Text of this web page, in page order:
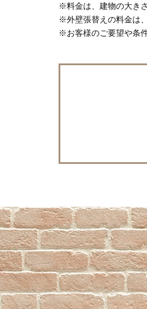
※料金は、建物の大き
※外壁張替えの料金は
※お客様のご要望や条